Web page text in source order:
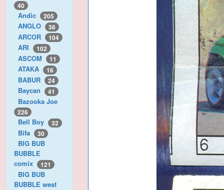
40
Andic 205
ANGLO 36
ARCOR 104
ARI 102
ASCOM 11
ATAKA 16
BABUR 24
Baycan 41
Bazooka Joe
226
Bell Boy 32
Bifa 30
BIG BUB
BUBBLE
comix
121
BIG BUB
BUBBLE west